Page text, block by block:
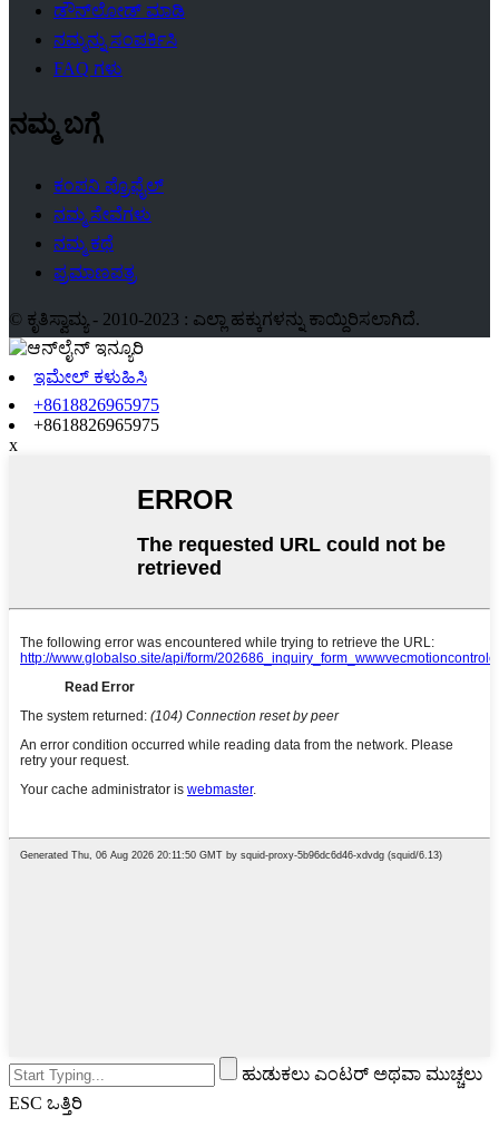
ಡೌನ್‌ಲೋಡ್ ಮಾಡಿ
ನಮ್ಮನ್ನು ಸಂಪರ್ಕಿಸಿ
FAQ ಗಳು
ನಮ್ಮ ಬಗ್ಗೆ
ಕಂಪನಿ ಪ್ರೊಫೈಲ್
ನಮ್ಮ ಸೇವೆಗಳು
ನಮ್ಮ ಕಥೆ
ಪ್ರಮಾಣಪತ್ರ
© ಕೃತಿಸ್ವಾಮ್ಯ - 2010-2023 : ಎಲ್ಲಾ ಹಕ್ಕುಗಳನ್ನು ಕಾಯ್ದಿರಿಸಲಾಗಿದೆ.
ಇಮೇಲ್ ಕಳುಹಿಸಿ
+8618826965975
+8618826965975
x
ಹುಡುಕಲು ಎಂಟರ್ ಅಥವಾ ಮುಚ್ಚಲು
ESC ಒತ್ತಿರಿ